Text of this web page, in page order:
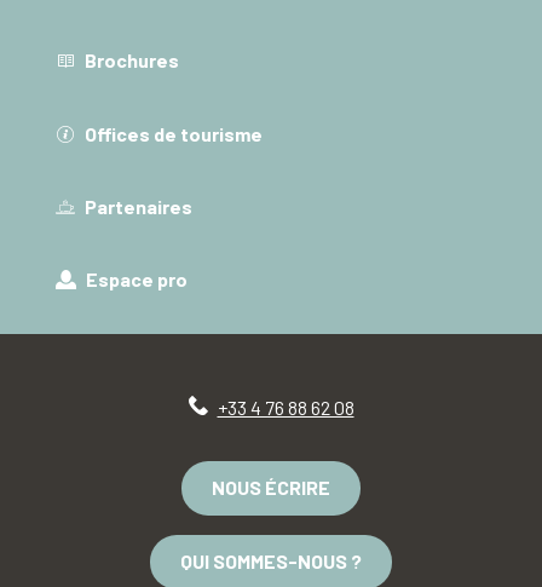
Brochures
Offices de tourisme
Partenaires
Espace pro
+33 4 76 88 62 08
NOUS ÉCRIRE
QUI SOMMES-NOUS ?